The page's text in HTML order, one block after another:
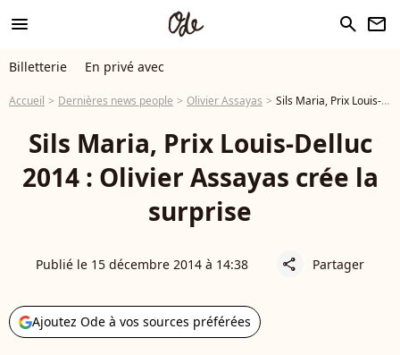
menu search newsletter
Billetterie En privé avec
Accueil Dernières news people Olivier Assayas Sils Maria, Prix Louis-Delluc 2014 : Olivier Assayas crée la surprise
Sils Maria, Prix Louis-Delluc
2014 : Olivier Assayas crée la
surprise
Publié le 15 décembre 2014 à 14:38 share Partager
Ajoutez Ode à vos sources préférées